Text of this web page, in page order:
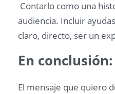
Contarlo como una
audiencia. Incluir
claro, directo, ser un
En conclusión:
El mensaje que quiero